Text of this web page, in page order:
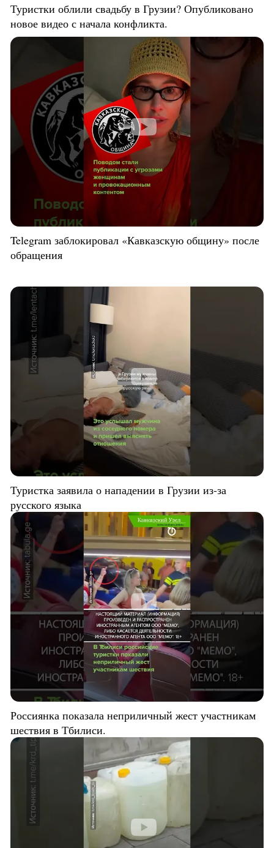
Туристки облили свадьбу в Грузии? Опубликовано
новое видео с начала конфликта.
Telegram заблокировал «Кавказскую общину» после
обращения
Туристка заявила о нападении в Грузии из-за
русского языка
Россиянка показала неприличный жест участникам
шествия в Тбилиси.